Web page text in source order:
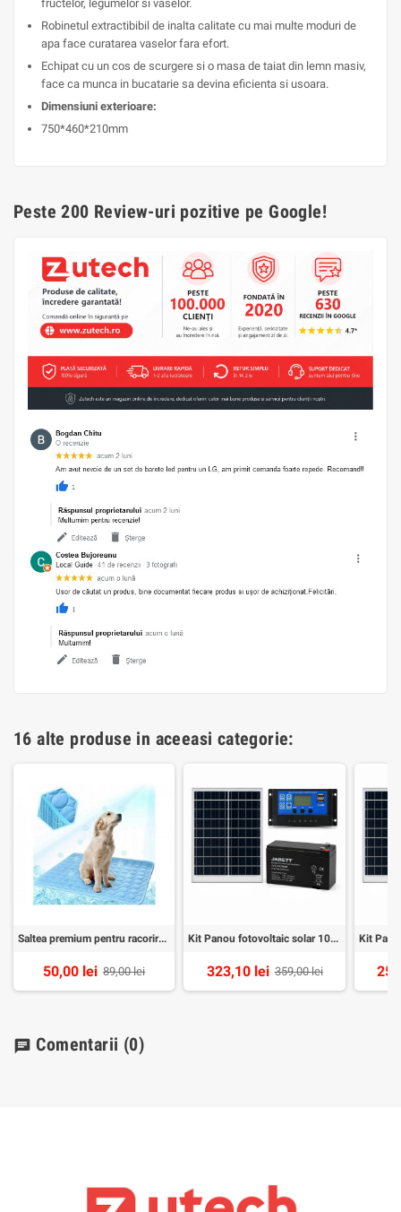
fructelor, legumelor si vaselor.
Robinetul extractibibil de inalta calitate cu mai multe moduri de
apa face curatarea vaselor fara efort.
Echipat cu un cos de scurgere si o masa de taiat din lemn masiv,
face ca munca in bucatarie sa devina eficienta si usoara.
Dimensiuni exterioare:
750*460*210mm
Peste 200 Review-uri pozitive pe Google!
16 alte produse in aceeasi categorie:
Saltea premium pentru racorire animale companie 70x55cm X1
50,00 lei 89,00 lei
Kit Panou fotovoltaic solar 100w, Acumulator 12v7Ah, Controler 30A
323,10 lei 359,00 lei
chat Comentarii (0)